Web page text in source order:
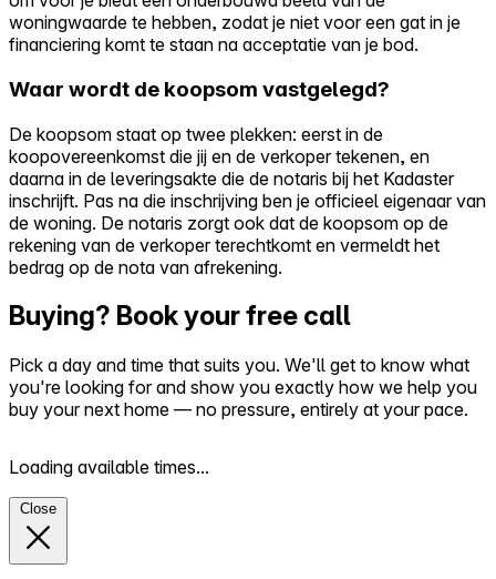
woningwaarde te hebben, zodat je niet voor een gat in je
financiering komt te staan na acceptatie van je bod.
Waar wordt de koopsom vastgelegd?
De koopsom staat op twee plekken: eerst in de
koopovereenkomst die jij en de verkoper tekenen, en
daarna in de leveringsakte die de notaris bij het Kadaster
inschrijft. Pas na die inschrijving ben je officieel eigenaar van
de woning. De notaris zorgt ook dat de koopsom op de
rekening van de verkoper terechtkomt en vermeldt het
bedrag op de nota van afrekening.
Buying? Book your free call
Pick a day and time that suits you. We'll get to know what
you're looking for and show you exactly how we help you
buy your next home — no pressure, entirely at your pace.
Loading available times...
Close